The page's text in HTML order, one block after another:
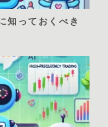
知っておくべき